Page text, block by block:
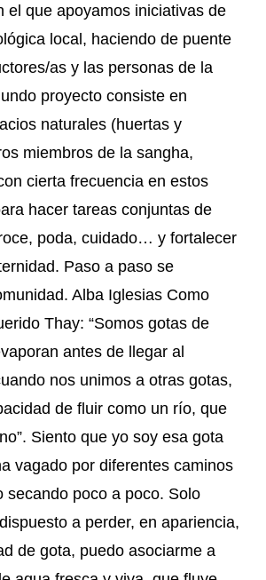
el que apoyamos iniciativas de
local, haciendo de puente
as y las personas de la
proyecto consiste en
naturales (huertas y
miembros de la sangha,
cierta frecuencia en estos
hacer tareas conjuntas de
poda, cuidado… y fortalecer
Paso a paso se
Alba Iglesias Como
Thay: “Somos gotas de
antes de llegar al
nos unimos a otras gotas,
de fluir como un río, que
Siento que yo soy esa gota
vagado por diferentes caminos
secando poco a poco. Solo
a perder, en apariencia,
de gota, puedo asociarme a